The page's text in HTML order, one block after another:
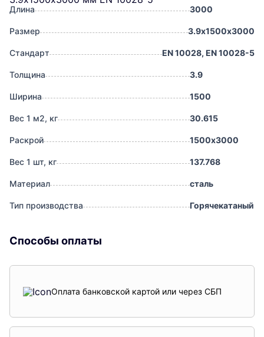
Длина 3000
Размер 3.9х1500х3000
Стандарт EN 10028, EN 10028-5
Толщина 3.9
Ширина 1500
Вес 1 м2, кг 30.615
Раскрой 1500х3000
Вес 1 шт, кг 137.768
Материал сталь
Тип производства Горячекатаный
Способы оплаты
Оплата банковской картой или через СБП